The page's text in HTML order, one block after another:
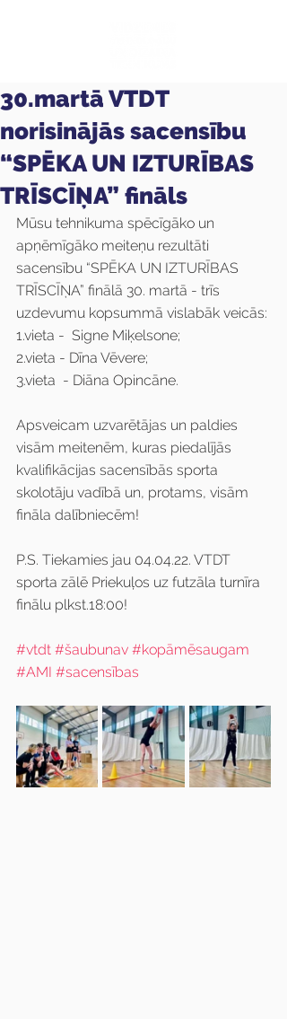
30.martā VTDT
norisinājās sacensību
“SPĒKA UN IZTURĪBAS
TRĪSCĪŅA” fināls
Mūsu tehnikuma spēcīgāko un
apņēmīgāko meiteņu rezultāti
sacensību “SPĒKA UN IZTURĪBAS
TRĪSCĪŅA” finālā 30. martā - trīs
uzdevumu kopsummā vislabāk veicās:
1.vieta -  Signe Miķelsone;
2.vieta - Dīna Vēvere;
3.vieta  - Diāna Opincāne.
Apsveicam uzvarētājas un paldies
visām meitenēm, kuras piedalījās
kvalifikācijas sacensībās sporta
skolotāju vadībā un, protams, visām
fināla dalībniecēm!
P.S. Tiekamies jau 04.04.22. VTDT
sporta zālē Priekuļos uz futzāla turnīra
finālu plkst.18:00!
#vtdt #šaubunav #kopāmēsaugam
#AMI #sacensības